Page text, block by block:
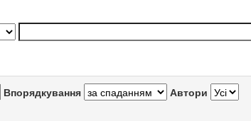
Впорядкування Автори